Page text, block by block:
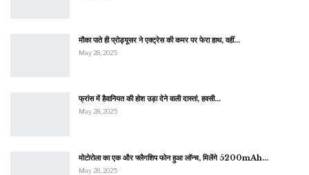
मौका पाते ही प्रोड्यूसर ने एक्ट्रेस की कमर पर फेरा हाथ, वहीं…
May 28, 2025
फ्रांस में हैवानियत की होश उड़ा देने वाली दास्तां, हवसी…
May 28, 2025
मोटोरोला का एक और फ्लैगशिप फोन हुआ लॉन्च, मिलेंगे 5200mAh…
May 28, 2025